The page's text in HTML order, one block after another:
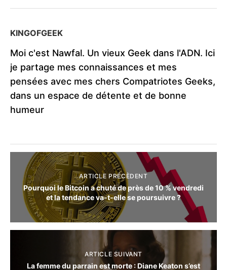
KINGOFGEEK
Moi c'est Nawfal. Un vieux Geek dans l'ADN. Ici
je partage mes connaissances et mes
pensées avec mes chers Compatriotes Geeks,
dans un espace de détente et de bonne
humeur
ARTICLE PRÉCÈDENT
Pourquoi le Bitcoin a chuté de près de 10 % vendredi
et la tendance va-t-elle se poursuivre ?
ARTICLE SUIVANT
La femme du parrain est morte : Diane Keaton s’est